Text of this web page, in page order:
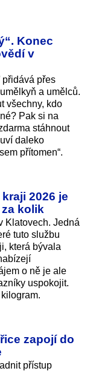
Konec
v
přes
a umělců.
všechny, kdo
Pak si na
stáhnout
daleko
přítomen“.
2026 je
kolik
Klatovech. Jedná
tuto službu
která bývala
o ně je ale
uspokojit.
zapojí do
přístup